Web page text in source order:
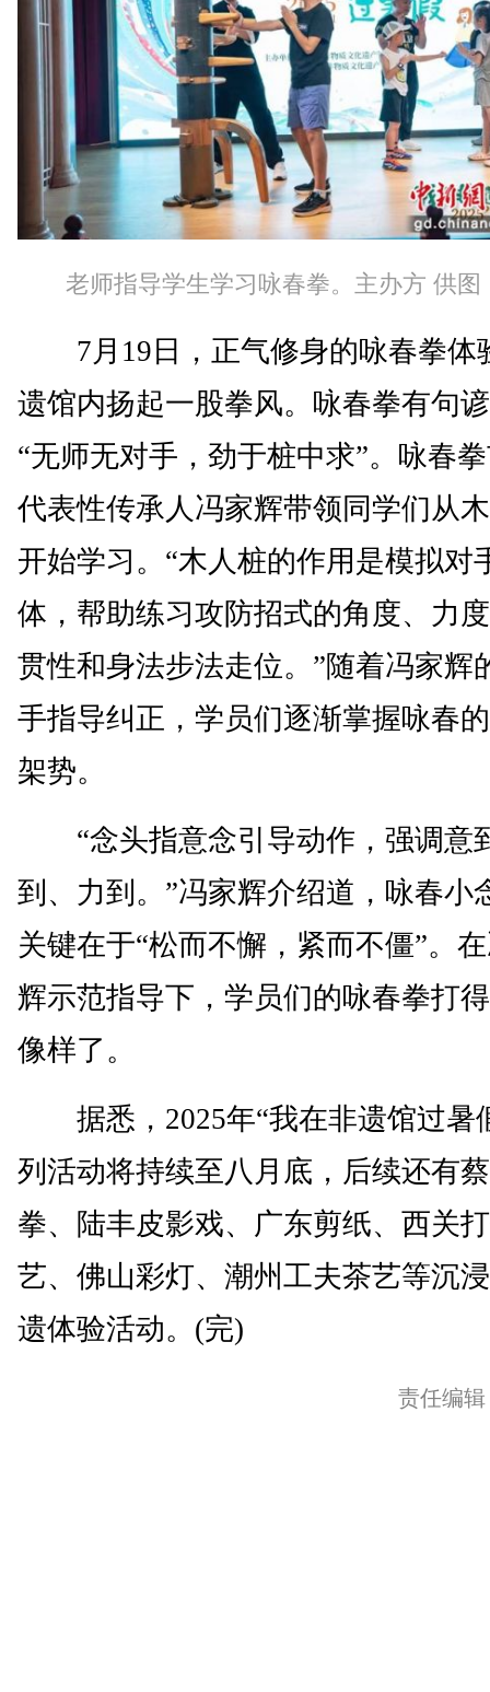
老师指导学生学习咏春拳。主办方 供图
7月19日，正气修身的咏春拳体
遗馆内扬起一股拳风。咏春拳有句
“无师无对手，劲于桩中求”。咏春
代表性传承人冯家辉带领同学们从
开始学习。“木人桩的作用是模拟对
体，帮助练习攻防招式的角度、力
贯性和身法步法走位。”随着冯家辉
手指导纠正，学员们逐渐掌握咏春
架势。
“念头指意念引导动作，强调意
到、力到。”冯家辉介绍道，咏春小
关键在于“松而不懈，紧而不僵”。
辉示范指导下，学员们的咏春拳打
像样了。
据悉，2025年“我在非遗馆过暑
列活动将持续至八月底，后续还有
拳、陆丰皮影戏、广东剪纸、西关
艺、佛山彩灯、潮州工夫茶艺等沉
遗体验活动。(完)
责任编